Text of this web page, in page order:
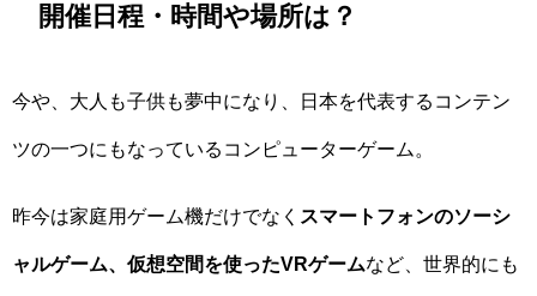
開催日程・時間や場所は？
今や、大人も子供も夢中になり、日本を代表するコンテン
ツの一つにもなっているコンピューターゲーム。
昨今は家庭用ゲーム機だけでなく スマートフォンのソーシ
ャルゲーム、仮想空間を使ったVRゲームなど、世界的にも